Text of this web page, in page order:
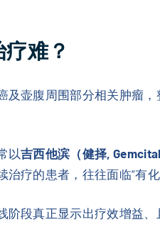
难？
及壶腹周围部分相关肿瘤
以吉西他滨（健择,
疗的患者，往往面临“有
阶段真正显示出疗效增益